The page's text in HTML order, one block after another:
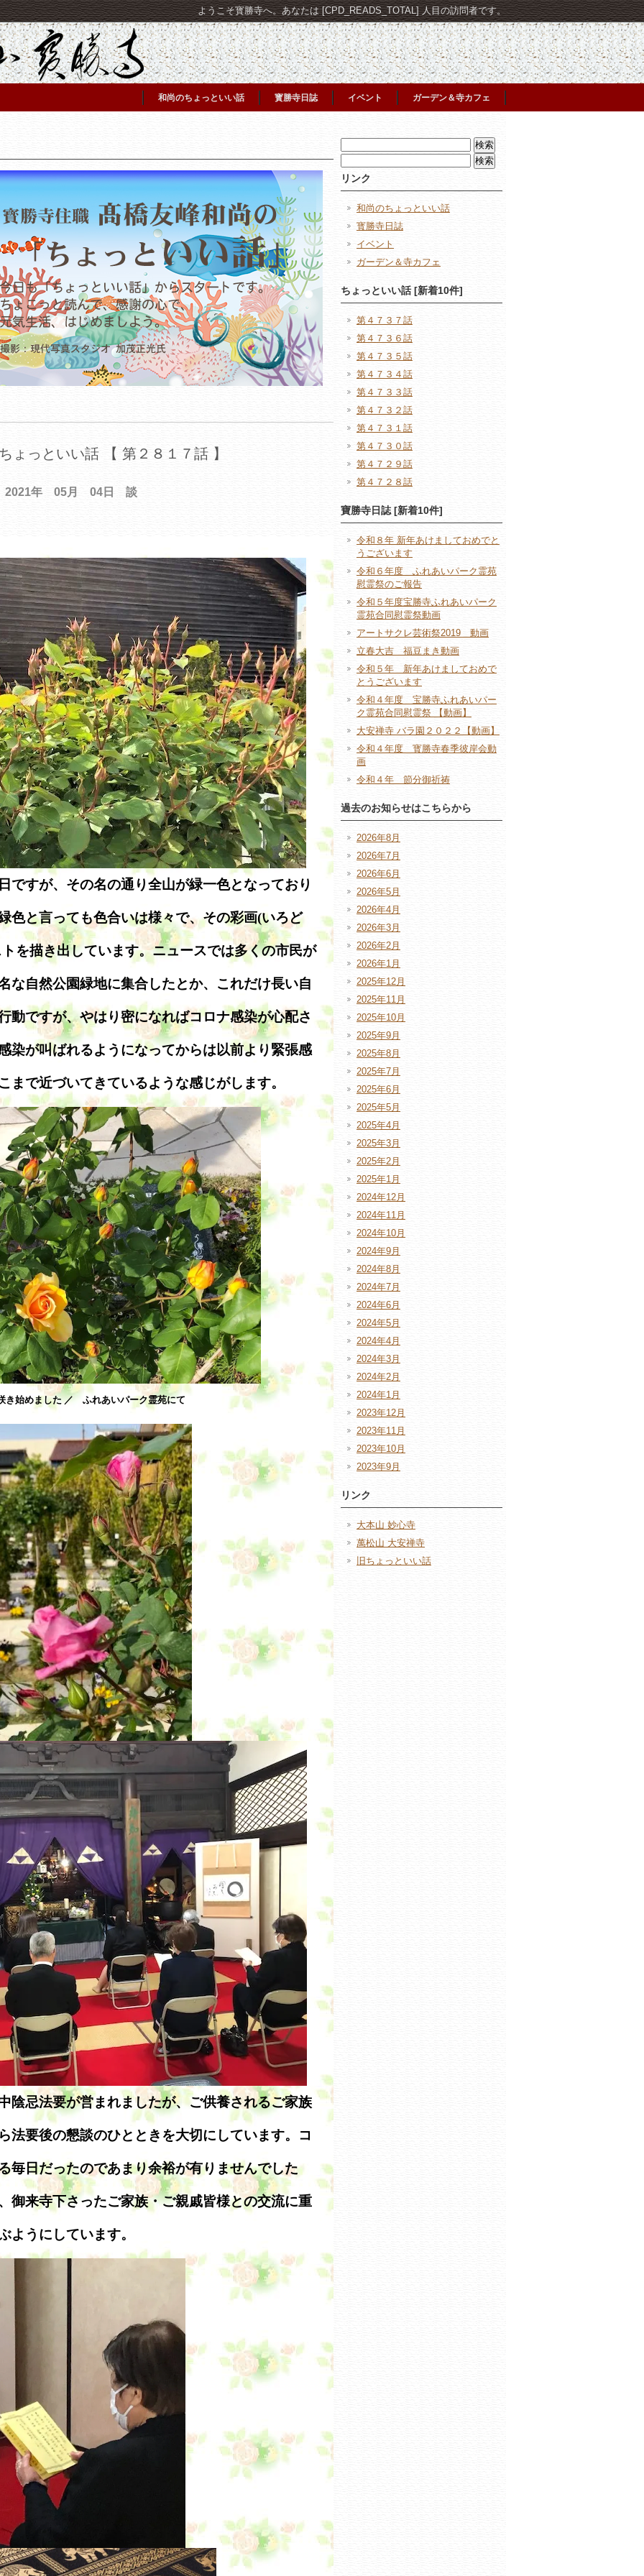
ようこそ寳勝寺へ。あなたは [CPD_READS_TOTAL] 人目の訪問者です。
和尚のちょっといい話 寳勝寺日誌 イベント ガーデン＆寺カフェ
ょっといい話 【 第２８１７話 】
2021年 05月 04日 談
ですが、その名の通り全山が緑一色となっており
色と言っても色合いは様々で、その彩画(いろど
を描き出しています。ニュースでは多くの市民が
な自然公園緑地に集合したとか、これだけ長い自
動ですが、やはり密になればコロナ感染が心配さ
染が叫ばれるようになってからは以前より緊張感
まで近づいてきているような感じがします。
き始めました ／ ふれあいパーク霊苑にて
陰忌法要が営まれましたが、ご供養されるご家族
法要後の懇談のひとときを大切にしています。コ
毎日だったのであまり余裕が有りませんでした
御来寺下さったご家族・ご親戚皆様との交流に重
ようにしています。
索:
索:
リンク
和尚のちょっといい話
寳勝寺日誌
イベント
ガーデン＆寺カフェ
ちょっといい話 [新着10件]
第４７３７話
第４７３６話
第４７３５話
第４７３４話
第４７３３話
第４７３２話
第４７３１話
第４７３０話
第４７２９話
第４７２８話
寶勝寺日誌 [新着10件]
令和８年 新年あけましておめでと
うございます
令和６年度 ふれあいパーク霊苑
慰霊祭のご報告
令和５年度宝勝寺ふれあいパーク
霊苑合同慰霊祭動画
アートサクレ芸術祭2019 動画
立春大吉 福豆まき動画
令和５年 新年あけましておめで
とうございます
令和４年度 宝勝寺ふれあいパー
ク霊苑合同慰霊祭 【動画】
大安禅寺 バラ園２０２２【動画】
令和４年度 寳勝寺春季彼岸会動
画
令和４年 節分御祈祷
過去のお知らせはこちらから
2026年8月
2026年7月
2026年6月
2026年5月
2026年4月
2026年3月
2026年2月
2026年1月
2025年12月
2025年11月
2025年10月
2025年9月
2025年8月
2025年7月
2025年6月
2025年5月
2025年4月
2025年3月
2025年2月
2025年1月
2024年12月
2024年11月
2024年10月
2024年9月
2024年8月
2024年7月
2024年6月
2024年5月
2024年4月
2024年3月
2024年2月
2024年1月
2023年12月
2023年11月
2023年10月
2023年9月
リンク
大本山 妙心寺
萬松山 大安禅寺
旧ちょっといい話